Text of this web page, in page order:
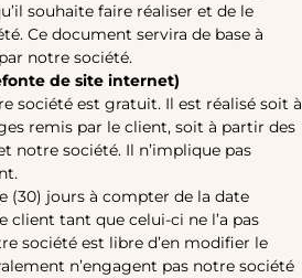
souhaite faire réaliser et de le
Ce document servira de base à
notre société.
de site internet)
société est gratuit. Il est réalisé soit à
remis par le client, soit à partir des
notre société. Il n’implique pas
(30) jours à compter de la date
client tant que celui-ci ne l’a pas
société est libre d’en modifier le
n’engagent pas notre société